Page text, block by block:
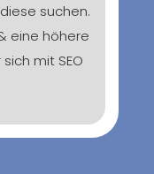
suchen.
eine höhere
mit SEO